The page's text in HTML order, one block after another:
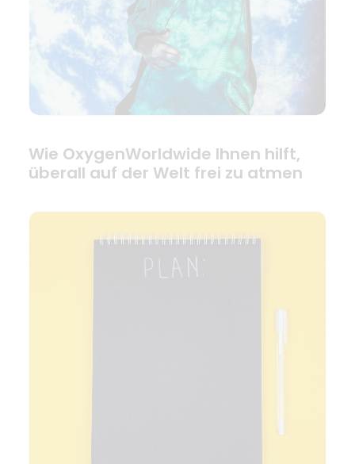
Wie OxygenWorldwide Ihnen hilft,
überall auf der Welt frei zu atmen